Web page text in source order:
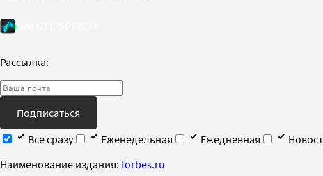
Рассылка:
Подписаться
Все сразу
Еженедельная Ежедневная
Наименование издания: forbes.ru